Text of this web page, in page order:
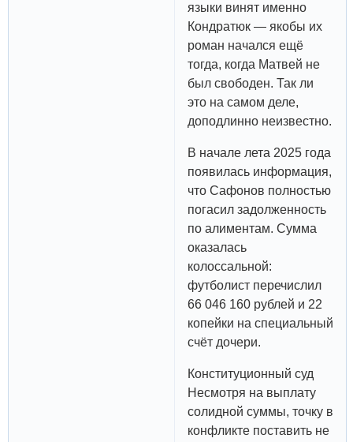
языки винят именно
Кондратюк — якобы их
роман начался ещё
тогда, когда Матвей не
был свободен. Так ли
это на самом деле,
доподлинно неизвестно.
В начале лета 2025 года
появилась информация,
что Сафонов полностью
погасил задолженность
по алиментам. Сумма
оказалась
колоссальной:
футболист перечислил
66 046 160 рублей и 22
копейки на специальный
счёт дочери.
Конституционный суд
Несмотря на выплату
солидной суммы, точку в
конфликте поставить не